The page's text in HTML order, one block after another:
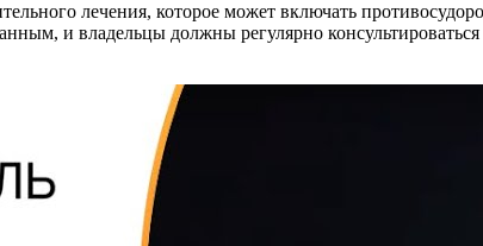
лечения, которое может включать
и владельцы должны регулярно